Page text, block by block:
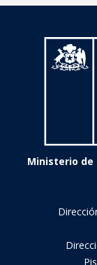
Ministerio de